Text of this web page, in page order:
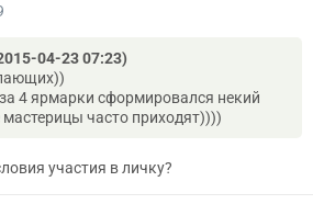
04-23 07:23)
4 ярмарки сформировался некий
часто приходят))))
участия в личку?